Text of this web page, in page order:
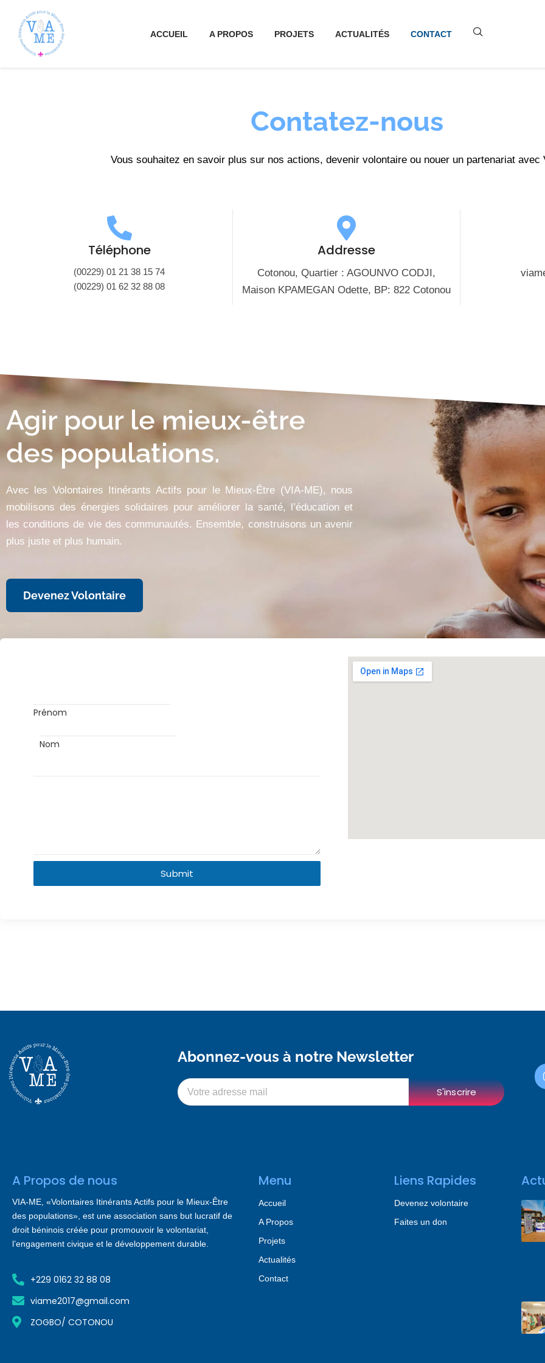
contenu
ACCUEIL A PROPOS PROJETS ACTUALITÉS CONTACT
Contatez-nous
Vous souhaitez en savoir plus sur nos actions, devenir volontaire ou nouer un partenariat avec
Téléphone
(00229) 01 21 38 15 74
(00229) 01 62 32 88 08
Addresse
Cotonou, Quartier : AGOUNVO CODJI,
Maison KPAMEGAN Odette, BP: 822 Cotonou
Agir pour le mieux-être
des populations.
Avec les Volontaires Itinérants Actifs pour le Mieux-Être (VIA-ME), nous
mobilisons des énergies solidaires pour améliorer la santé, l’éducation et
les conditions de vie des communautés. Ensemble, construisons un avenir
plus juste et plus humain.
Devenez Volontaire
Prénom
Nom
Submit
Abonnez-vous à notre Newsletter
S'inscrire
A Propos de nous
VIA-ME, «Volontaires Itinérants Actifs pour le Mieux-Être
des populations», est une association sans but lucratif de
droit béninois créée pour promouvoir le volontariat,
l’engagement civique et le développement durable.
+229 0162 32 88 08
viame2017@gmail.com
ZOGBO/ COTONOU
Menu
Accueil
A Propos
Projets
Actualités
Contact
Liens Rapides
Devenez volontaire
Faites un don